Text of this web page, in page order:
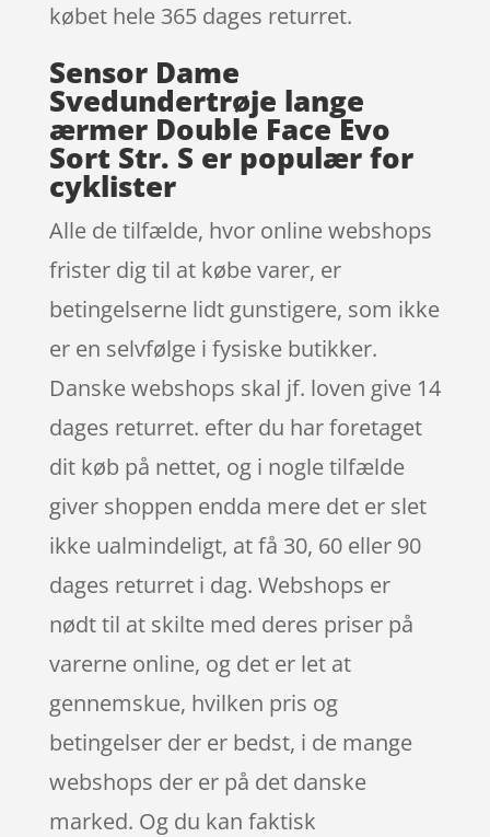
købet hele 365 dages returret.
Sensor Dame
Svedundertrøje lange
ærmer Double Face Evo
Sort Str. S er populær for
cyklister
Alle de tilfælde, hvor online webshops
frister dig til at købe varer, er
betingelserne lidt gunstigere, som ikke
er en selvfølge i fysiske butikker.
Danske webshops skal jf. loven give 14
dages returret. efter du har foretaget
dit køb på nettet, og i nogle tilfælde
giver shoppen endda mere det er slet
ikke ualmindeligt, at få 30, 60 eller 90
dages returret i dag. Webshops er
nødt til at skilte med deres priser på
varerne online, og det er let at
gennemskue, hvilken pris og
betingelser der er bedst, i de mange
webshops der er på det danske
marked. Og du kan faktisk